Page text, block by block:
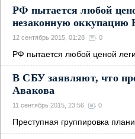
РФ пытается любой
незаконную
12 сентябрь 2015, 01:28 0
РФ пытается любой ценой
В СБУ заявляют, что
Авакова
11 сентябрь 2015, 23:56 0
Преступная группировка